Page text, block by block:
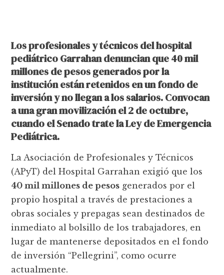
Los profesionales y técnicos del hospital
pediátrico Garrahan denuncian que 40 mil
millones de pesos generados por la
institución están retenidos en un fondo de
inversión y no llegan a los salarios. Convocan
a una gran movilización el 2 de octubre,
cuando el Senado trate la Ley de Emergencia
Pediátrica.
La Asociación de Profesionales y Técnicos
(APyT) del Hospital Garrahan exigió que los
40 mil millones de pesos generados por el
propio hospital a través de prestaciones a
obras sociales y prepagas sean destinados de
inmediato al bolsillo de los trabajadores, en
lugar de mantenerse depositados en el fondo
de inversión “Pellegrini”, como ocurre
actualmente.